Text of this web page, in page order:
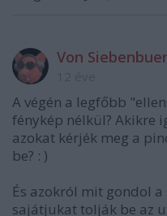
Von
A végén a legfőbb
fénykép nélkül? Akikre
azokat kérjék meg a
be? : )
És azokról mit gondol a
sajátjukat tolják be az